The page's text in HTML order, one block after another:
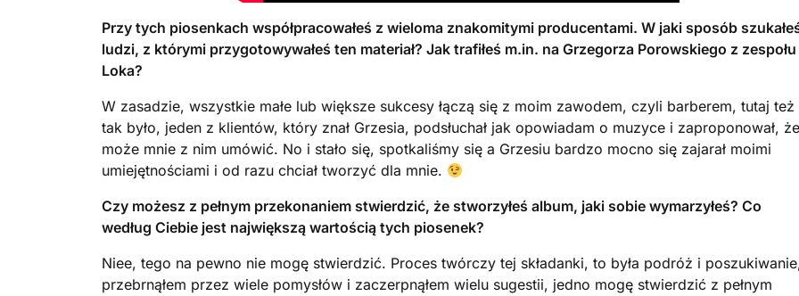
Przy tych piosenkach współpracowałeś z wieloma znakomitymi producentami. W jaki sposób
ludzi, z którymi przygotowywałeś ten materiał? Jak trafiłeś m.in. na Grzegorza Porowskiego z zespołu
Loka?
W zasadzie, wszystkie małe lub większe sukcesy łączą się z moim zawodem, czyli barberem, tutaj też
tak było, jeden z klientów, który znał Grzesia, podsłuchał jak opowiadam o muzyce i zaproponował, że
może mnie z nim umówić. No i stało się, spotkaliśmy się a Grzesiu bardzo mocno się zajarał moimi
umiejętnościami i od razu chciał tworzyć dla mnie.
Czy możesz z pełnym przekonaniem stwierdzić, że stworzyłeś album, jaki sobie wymarzyłeś? Co
według Ciebie jest największą wartością tych piosenek?
Niee, tego na pewno nie mogę stwierdzić. Proces twórczy tej składanki, to była podróż i
przebrnąłem przez wiele pomysłów i zaczerpnąłem wielu sugestii, jedno mogę stwierdzić z pełnym